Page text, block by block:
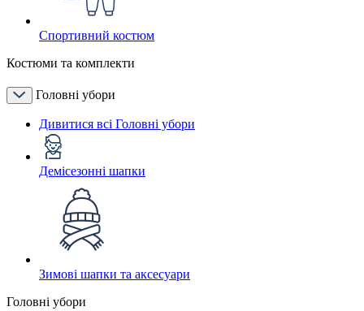
Спортивний костюм
Костюми та комплекти
Головні убори
Дивитися всі Головні убори
Демісезонні шапки
Зимові шапки та аксесуари
Головні убори